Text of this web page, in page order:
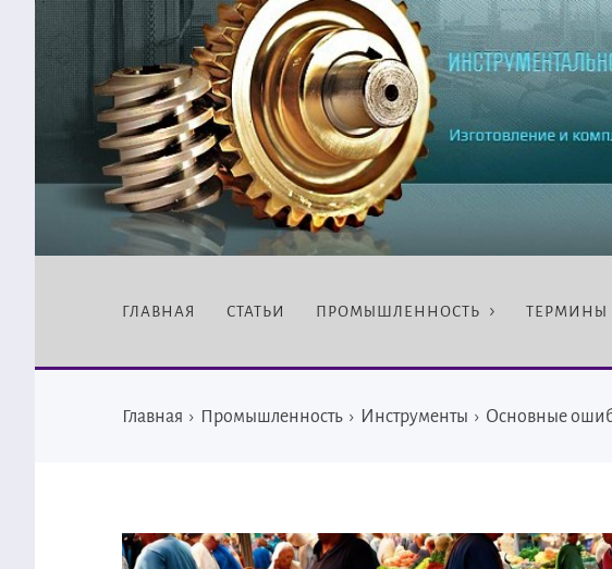
ГЛАВНАЯ СТАТЬИ ПРОМЫШЛЕННОСТЬ ТЕРМИНЫ
Главная › Промышленность › Инструменты › Основные